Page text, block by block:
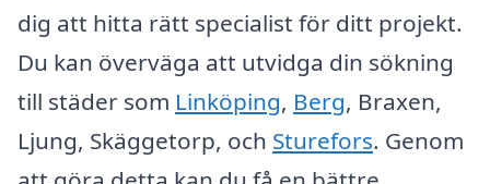
dig att hitta rätt specialist för ditt projekt.
Du kan överväga att utvidga din sökning
till städer som Linköping, Berg, Braxen,
Ljung, Skäggetorp, och Sturefors. Genom